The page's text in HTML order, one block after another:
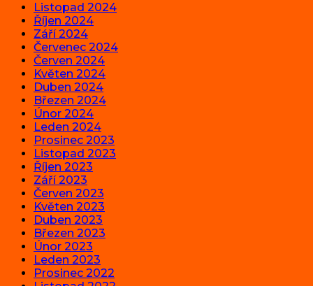
Listopad 2024
Říjen 2024
Září 2024
Červenec 2024
Červen 2024
Květen 2024
Duben 2024
Březen 2024
Únor 2024
Leden 2024
Prosinec 2023
Listopad 2023
Říjen 2023
Září 2023
Červen 2023
Květen 2023
Duben 2023
Březen 2023
Únor 2023
Leden 2023
Prosinec 2022